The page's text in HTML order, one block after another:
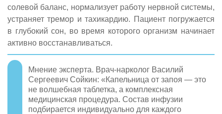
солевой баланс, нормализует работу нервной системы,
устраняет тремор и тахикардию. Пациент погружается
в глубокий сон, во время которого организм начинает
активно восстанавливаться.
Мнение эксперта. Врач-нарколог Василий
Сергеевич Сойкин: «Капельница от запоя — это
не волшебная таблетка, а комплексная
медицинская процедура. Состав инфузии
подбирается индивидуально для каждого